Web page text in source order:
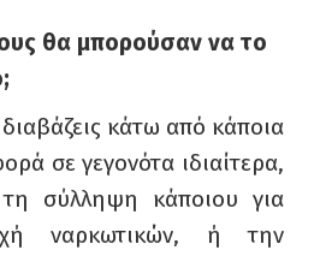
θα μπορούσαν να το
κάτω από κάποια
σε γεγονότα ιδιαίτερα,
σύλληψη κάποιου για
ναρκωτικών, ή την